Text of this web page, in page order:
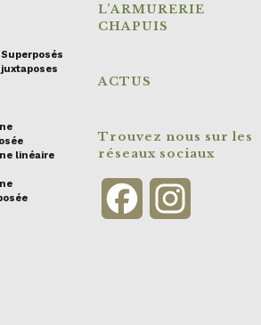
linéaire
L’ARMURERIE
CHAPUIS
ACTUS
Trouvez nous sur les
réseaux sociaux
Facebook